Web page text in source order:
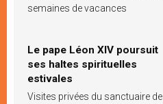
semaines de vacances
Le pape Léon XIV poursuit
ses haltes spirituelles
estivales
Visites privées du sanctuaire de